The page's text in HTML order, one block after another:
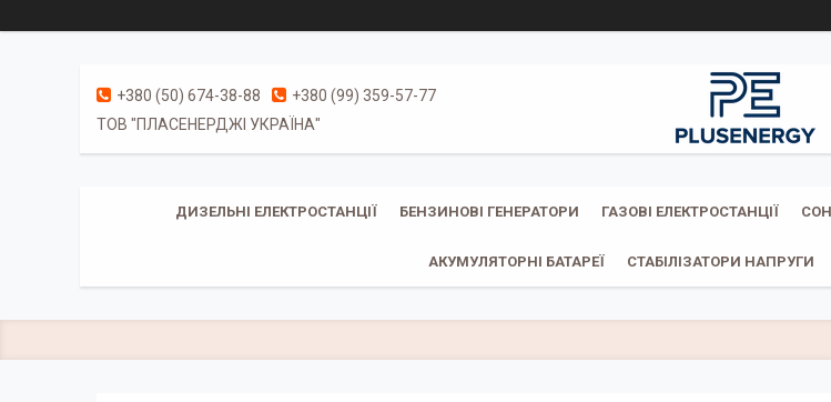
+380 (50) 674-38-88
+380 (99) 359-57-77
ТОВ "ПЛАСЕНЕРДЖІ УКРАЇНА"
ДИЗЕЛЬНІ ЕЛЕКТРОСТАНЦІЇ БЕНЗИНОВІ ГЕНЕРАТОРИ ГАЗОВІ ЕЛЕКТРОСТАНЦІЇ
АКУМУЛЯТОРНІ БАТАРЕЇ СТАБІЛІЗАТОРИ НАПРУГИ